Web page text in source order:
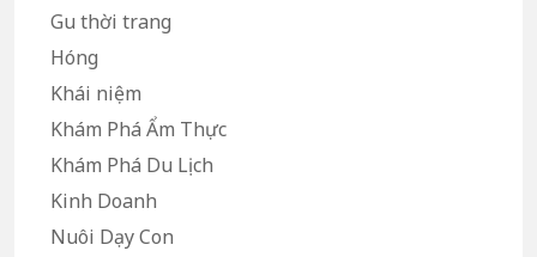
Gu thời trang
Hóng
Khái niệm
Khám Phá Ẩm Thực
Khám Phá Du Lịch
Kinh Doanh
Nuôi Dạy Con